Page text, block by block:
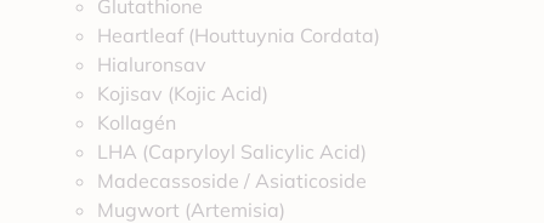
Glutathione
Heartleaf (Houttuynia Cordata)
Hialuronsav
Kojisav (Kojic Acid)
Kollagén
LHA (Capryloyl Salicylic Acid)
Madecassoside / Asiaticoside
Mugwort (Artemisia)